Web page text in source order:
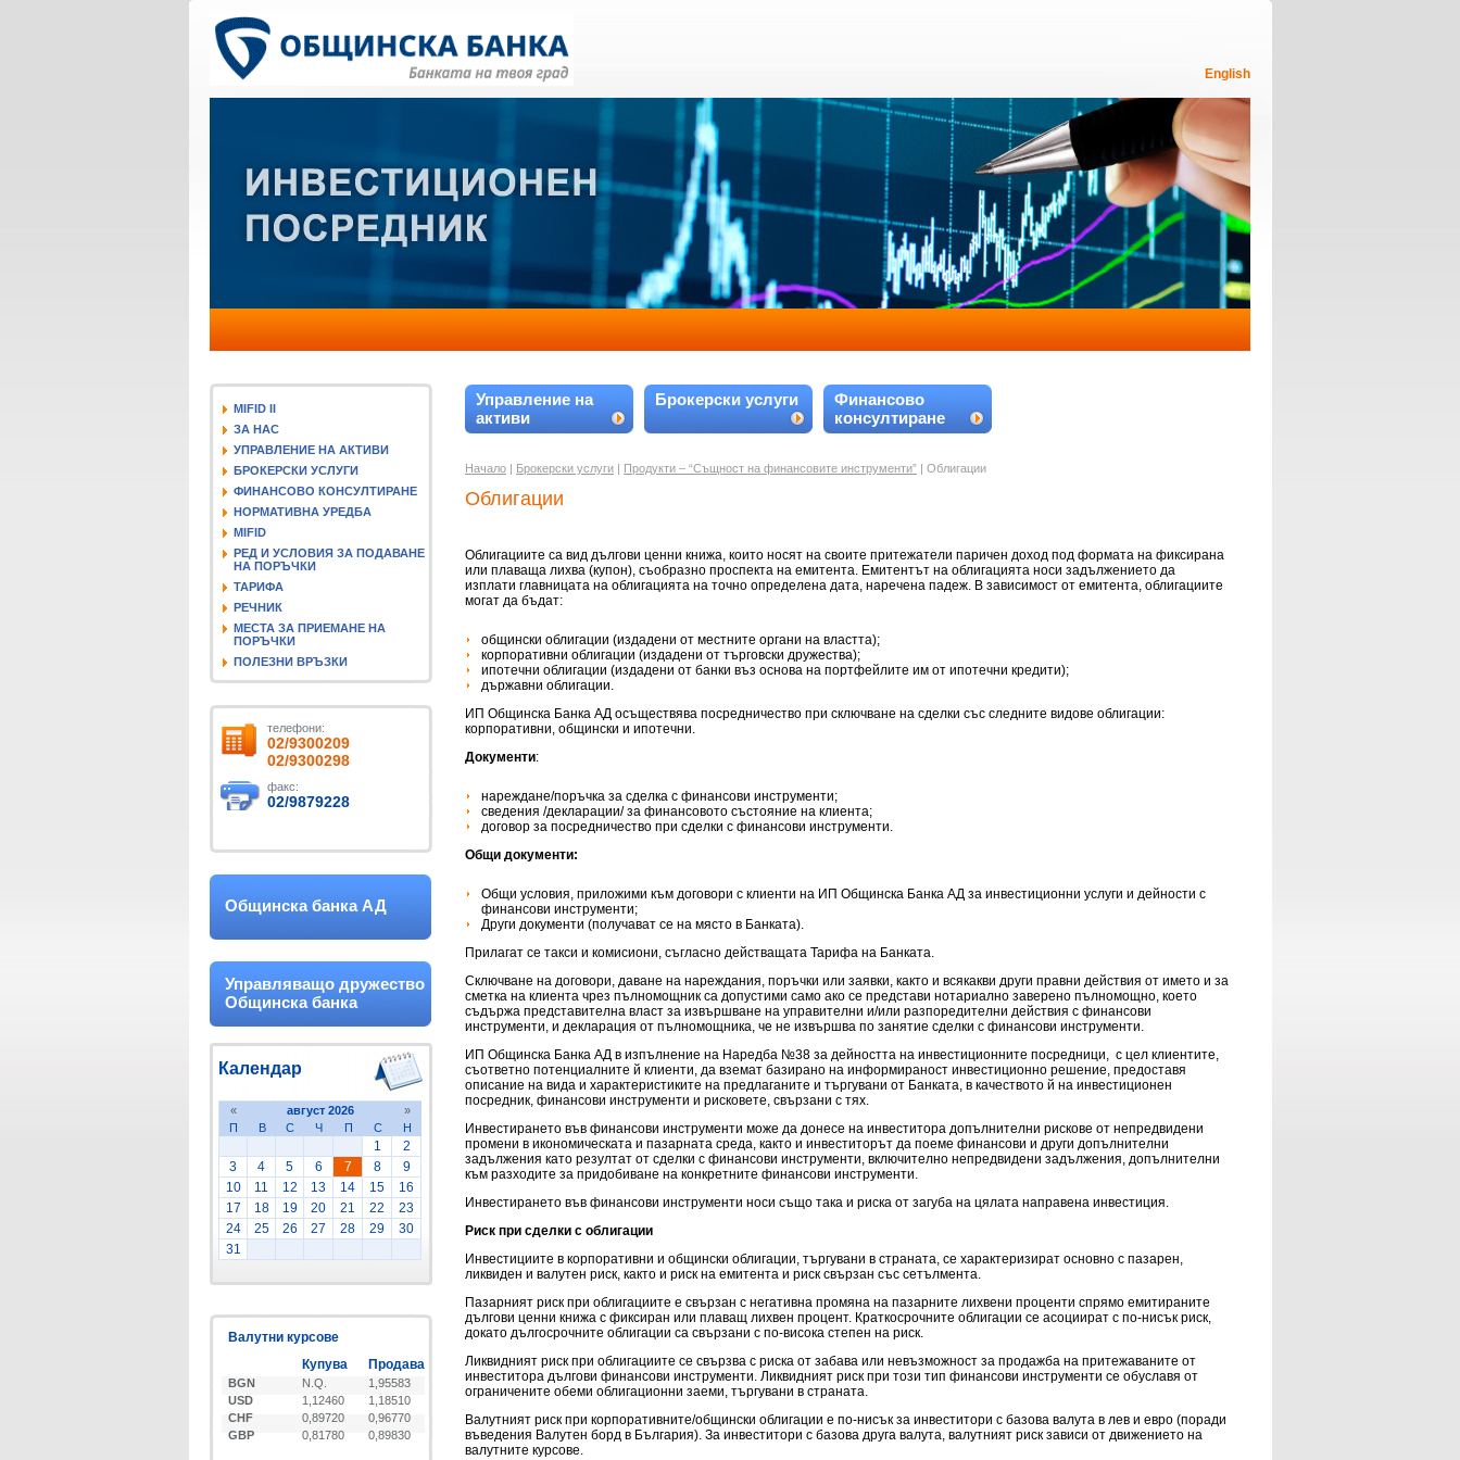
English
MIFID II
ЗА НАС
УПРАВЛЕНИЕ НА АКТИВИ
БРОКЕРСКИ УСЛУГИ
ФИНАНСОВО КОНСУЛТИРАНЕ
НОРМАТИВНА УРЕДБА
MIFID
РЕД И УСЛОВИЯ ЗА ПОДАВАНЕ
НА ПОРЪЧКИ
ТАРИФА
РЕЧНИК
МЕСТА ЗА ПРИЕМАНЕ НА
ПОРЪЧКИ
ПОЛЕЗНИ ВРЪЗКИ
телефони:
02/9300209
02/9300298
факс:
02/9879228
Общинска банка АД
Управляващо дружество
Общинска банка
Календар
« август 2026
»
П
В С Ч П С Н
1
2
3
4 5 6 7 8
9
10
11 12 13 14 15
16
17
18 19 20 21 22
23
24
25 26 27 28 29
30
31
Валутни курсове
Купува
Продава
BGN N.Q.
1,95583
USD
1,12460
1,18510
CHF
0,89720
0,96770
GBP
0,81780 0,89830
Управление на
активи
Брокерски услуги
Финансово
консултиране
Начало | Брокерски услуги | Продукти – “Същност на финансовите инструменти” | Облигации
Облигации
Облигациите са вид дългови ценни книжа, които носят на своите притежатели паричен доход под формата на фиксирана
или плаваща лихва (купон), съобразно проспекта на емитента. Емитентът на облигацията носи задължението да
изплати главницата на облигацията на точно определена дата, наречена падеж. В зависимост от емитента, облигациите
могат да бъдат:
общински облигации (издадени от местните органи на властта);
корпоративни облигации (издадени от търговски дружества);
ипотечни облигации (издадени от банки въз основа на портфейлите им от ипотечни кредити);
държавни облигации.
ИП Общинска Банка АД осъществява посредничество при сключване на сделки със следните видове облигации:
корпоративни, общински и ипотечни.
Документи:
нареждане/поръчка за сделка с финансови инструменти;
сведения /декларации/ за финансовото състояние на клиента;
договор за посредничество при сделки с финансови инструменти.
Общи документи:
Общи условия, приложими към договори с клиенти на ИП Общинска Банка АД за инвестиционни услуги и дейности с
финансови инструменти;
Други документи (получават се на място в Банката).
Прилагат се такси и комисиони, съгласно действащата Тарифа на Банката.
Сключване на договори, даване на нареждания, поръчки или заявки, както и всякакви други правни действия от името и за
сметка на клиента чрез пълномощник са допустими само ако се представи нотариално заверено пълномощно, което
съдържа представителна власт за извършване на управителни и/или разпоредителни действия с финансови
инструменти, и декларация от пълномощника, че не извършва по занятие сделки с финансови инструменти.
ИП Общинска Банка АД в изпълнение на Наредба №38 за дейността на инвестиционните посредници, с цел клиентите,
съответно потенциалните й клиенти, да вземат базирано на информираност инвестиционно решение, предоставя
описание на вида и характеристиките на предлаганите и търгувани от Банката, в качеството й на инвестиционен
посредник, финансови инструменти и рисковете, свързани с тях.
Инвестирането във финансови инструменти може да донесе на инвеститора допълнителни рискове от непредвидени
промени в икономическата и пазарната среда, както и инвеститорът да поеме финансови и други допълнителни
задължения като резултат от сделки с финансови инструменти, включително непредвидени задължения, допълнителни
към разходите за придобиване на конкретните финансови инструменти.
Инвестирането във финансови инструменти носи също така и риска от загуба на цялата направена инвестиция.
Риск при сделки с облигации
Инвестициите в корпоративни и общински облигации, търгувани в страната, се характеризират основно с пазарен,
ликвиден и валутен риск, както и риск на емитента и риск свързан със сетълмента.
Пазарният риск при облигациите е свързан с негативна промяна на пазарните лихвени проценти спрямо емитираните
дългови ценни книжа с фиксиран или плаващ лихвен процент. Краткосрочните облигации се асоциират с по-нисък риск,
докато дългосрочните облигации са свързани с по-висока степен на риск.
Ликвидният риск при облигациите се свързва с риска от забава или невъзможност за продажба на притежаваните от
инвеститора дългови финансови инструменти. Ликвидният риск при този тип финансови инструменти се обуславя от
ограничените обеми облигационни заеми, търгувани в страната.
Валутният риск при корпоративните/общински облигации е по-нисък за инвеститори с базова валута в лев и евро (поради
въведения Валутен борд в България). За инвеститори с базова друга валута, валутният риск зависи от движението на
валутните курсове.